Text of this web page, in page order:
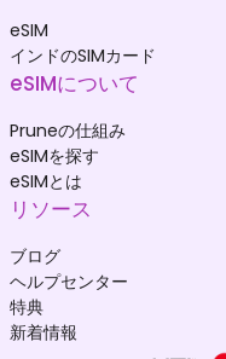
eSIM
インドのSIMカード
eSIMについて
Pruneの仕組み
eSIMを探す
eSIMとは
リソース
ブログ
ヘルプセンター
特典
新着情報